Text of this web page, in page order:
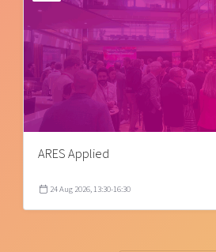
ARES Applied
24 Aug 2026, 13:30-16:30